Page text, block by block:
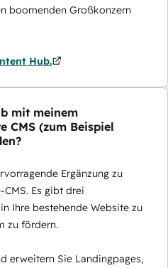
boomenden Großkonzern
Hub.
mit meinem
CMS (zum Beispiel
Ergänzung zu
Es gibt drei
Ihre bestehende Website zu
zu fördern.
erweitern Sie Landingpages,